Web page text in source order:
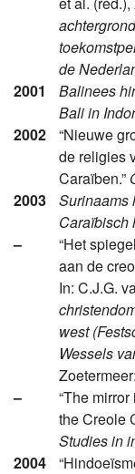
de
2001
Balinees
Bali in
2002
“Nieuwe
de religies
Caraïben.”
2003
Surinaams
Caraïbisch
–
“Het
aan de
In: C.J.G.
west
Wessels
–
“The
the Creole
Studies in
2004